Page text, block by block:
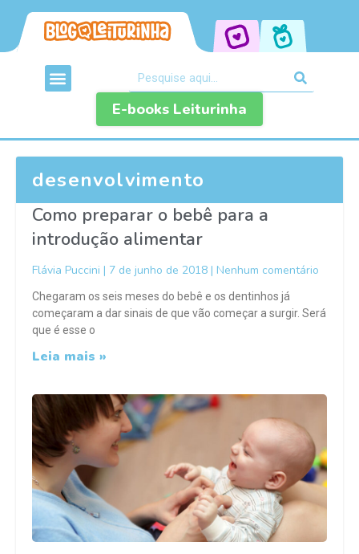
E-books Leiturinha
desenvolvimento
Como preparar o bebê para a
introdução alimentar
Flávia Puccini 7 de junho de 2018 Nenhum comentário
Chegaram os seis meses do bebê e os dentinhos já
começaram a dar sinais de que vão começar a surgir. Será
que é esse o
Leia mais »